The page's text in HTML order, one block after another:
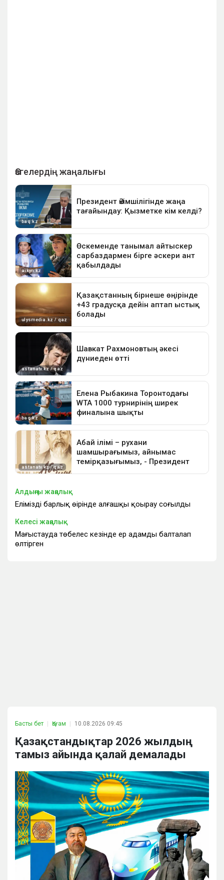
Алдыңғы жаңалық
Еліміздің барлық өңірінде алғашқы қоңырау соғылды
Келесі жаңалық
Маңғыстауда төбелес кезінде ер адамды балталап
өлтірген
Басты бет Қоғам 10.08.2026 09:45
Қазақстандықтар 2026 жылдың
тамыз айында қалай демалады